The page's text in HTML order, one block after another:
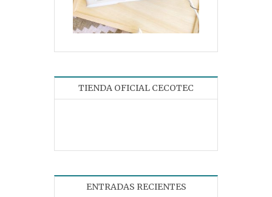
TIENDA OFICIAL CECOTEC
ENTRADAS RECIENTES